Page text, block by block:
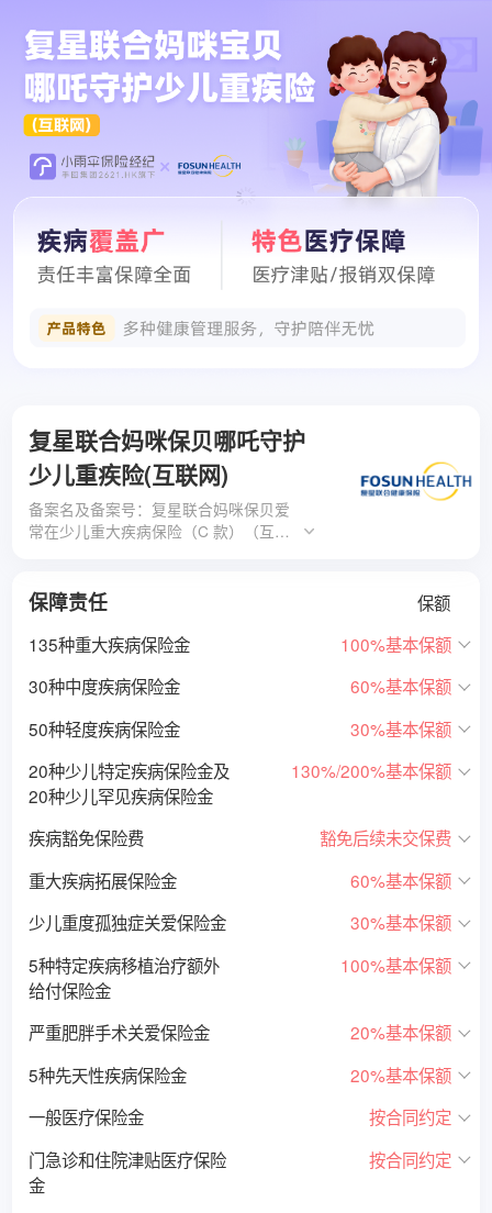
复星联合妈咪保贝哪吒守护
少儿重疾险(互联网)
备案名及备案号：复星联合妈咪保贝爱
常在少儿重大疾病保险（C 款）（互联
免保险费重大疾病保险（B 款）（互联
网）（复星联合健康保险〔2025〕疾病
保险 036 号）
保障责任
保额
135种重大疾病保险金
100%基本保额
30种中度疾病保险金
60%基本保额
50种轻度疾病保险金
30%基本保额
20种少儿特定疾病保险金及
20种少儿罕见疾病保险金
130%/200%基本保额
疾病豁免保险费
豁免后续未交保费
重大疾病拓展保险金
60%基本保额
少儿重度孤独症关爱保险金
30%基本保额
5种特定疾病移植治疗额外
给付保险金
100%基本保额
严重肥胖手术关爱保险金
20%基本保额
5种先天性疾病保险金
20%基本保额
一般医疗保险金
按合同约定
门急诊和住院津贴医疗保险
金
按合同约定